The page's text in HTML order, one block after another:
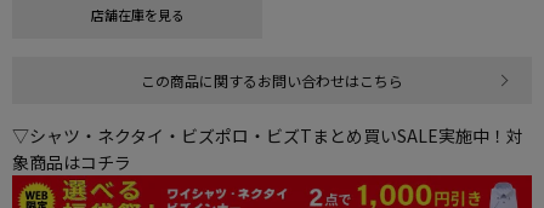
店舗在庫を見る
この商品に関するお問い合わせはこちら
▽シャツ・ネクタイ・ビズポロ・ビズTまとめ買いSALE実施中！対
象商品はコチラ